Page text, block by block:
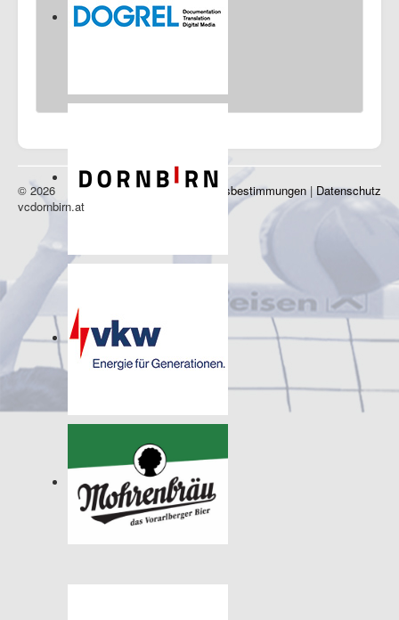
Impressum Nutzungsbestimmungen | Datenschutz
© 2026
vcdornbirn.at